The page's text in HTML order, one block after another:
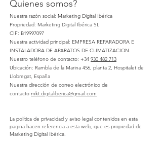
Quienes somos?
Nuestra razón social: Marketing Digital Ibérica
Propriedad: Marketing Digital Ibérica SL
CIF: B19997097
Nuestra actividad principal: EMPRESA REPARADORA E
INSTALADORA DE APARATOS DE CLIMATIZACION.
Nuestro teléfono de contacto: +34 930 482 713
Ubicación: Rambla de la Marina 456, planta 2, Hospitalet de
Llobregat, España
Nuestra dirección de correo electrónico de
contacto mkt.digitaliberica@gmail.com
La política de privacidad y aviso legal contenidos en esta
pagina hacen referencia a esta web, que es propiedad de
Marketing Digital Ibérica.